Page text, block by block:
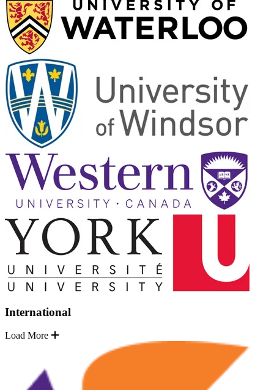
International
Load More